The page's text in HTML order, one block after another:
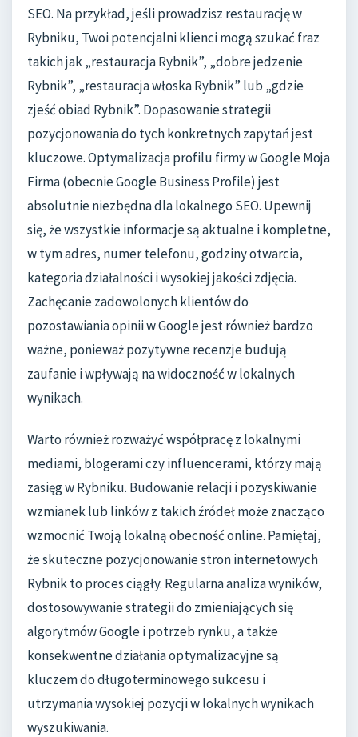
SEO. Na przykład, jeśli prowadzisz restaurację w
Rybniku, Twoi potencjalni klienci mogą szukać fraz
takich jak „restauracja Rybnik”, „dobre jedzenie
Rybnik”, „restauracja włoska Rybnik” lub „gdzie
zjeść obiad Rybnik”. Dopasowanie strategii
pozycjonowania do tych konkretnych zapytań jest
kluczowe. Optymalizacja profilu firmy w Google Moja
Firma (obecnie Google Business Profile) jest
absolutnie niezbędna dla lokalnego SEO. Upewnij
się, że wszystkie informacje są aktualne i kompletne,
w tym adres, numer telefonu, godziny otwarcia,
kategoria działalności i wysokiej jakości zdjęcia.
Zachęcanie zadowolonych klientów do
pozostawiania opinii w Google jest również bardzo
ważne, ponieważ pozytywne recenzje budują
zaufanie i wpływają na widoczność w lokalnych
wynikach.
Warto również rozważyć współpracę z lokalnymi
mediami, blogerami czy influencerami, którzy mają
zasięg w Rybniku. Budowanie relacji i pozyskiwanie
wzmianek lub linków z takich źródeł może znacząco
wzmocnić Twoją lokalną obecność online. Pamiętaj,
że skuteczne pozycjonowanie stron internetowych
Rybnik to proces ciągły. Regularna analiza wyników,
dostosowywanie strategii do zmieniających się
algorytmów Google i potrzeb rynku, a także
konsekwentne działania optymalizacyjne są
kluczem do długoterminowego sukcesu i
utrzymania wysokiej pozycji w lokalnych wynikach
wyszukiwania.